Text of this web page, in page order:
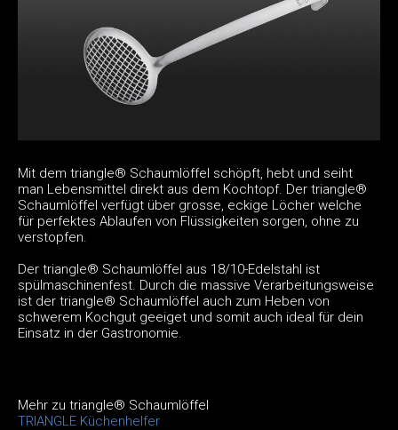
Mit dem triangle® Schaumlöffel schöpft, hebt und seiht
man Lebensmittel direkt aus dem Kochtopf. Der triangle®
Schaumlöffel verfügt über grosse, eckige Löcher welche
für perfektes Ablaufen von Flüssigkeiten sorgen, ohne zu
verstopfen.
Der triangle® Schaumlöffel aus 18/10-Edelstahl ist
spülmaschinenfest. Durch die massive Verarbeitungsweise
ist der triangle® Schaumlöffel auch zum Heben von
schwerem Kochgut geeiget und somit auch ideal für dein
Einsatz in der Gastronomie.
Mehr zu triangle® Schaumlöffel
TRIANGLE Küchenhelfer